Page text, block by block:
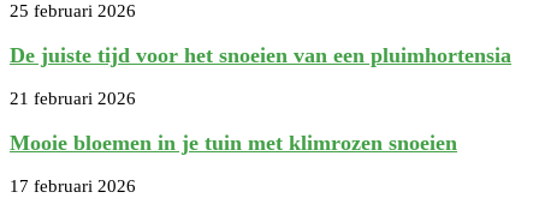
25 februari 2026
De juiste tijd voor het snoeien van een pluimhortensia
21 februari 2026
Mooie bloemen in je tuin met klimrozen snoeien
17 februari 2026